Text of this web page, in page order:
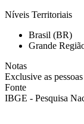
Níveis Territoriais
Brasil (BR)
Grande
Notas
Exclusive as
Fonte
IBGE - Pesquisa